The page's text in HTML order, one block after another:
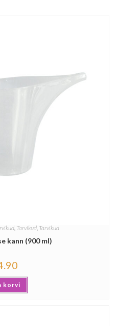
, Tarvikud, Tarvikud
kann (900 ml)
korvi